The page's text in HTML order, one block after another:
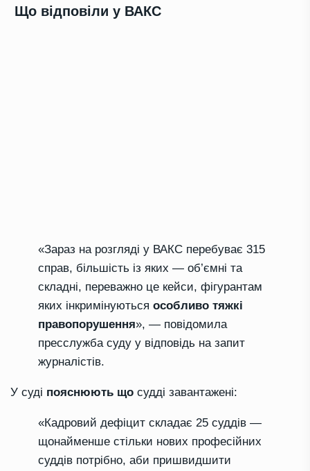
Що відповіли у ВАКС
«Зараз на розгляді у ВАКС перебуває 315
справ, більшість із яких — об’ємні та
складні, переважно це кейси, фігурантам
яких інкримінуються особливо тяжкі
правопорушення», — повідомила
пресслужба суду у відповідь на запит
журналістів.
У суді пояснюють що судді завантажені:
«Кадровий дефіцит складає 25 суддів —
щонайменше стільки нових професійних
суддів потрібно, аби пришвидшити